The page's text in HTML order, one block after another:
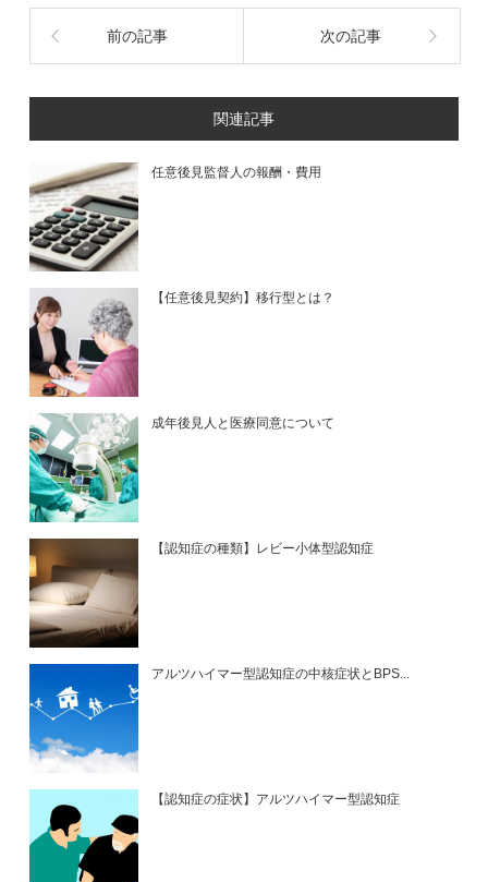
前の記事 次の記事
関連記事
任意後見監督人の報酬・費用
【任意後見契約】移行型とは？
成年後見人と医療同意について
【認知症の種類】レビー小体型認知症
アルツハイマー型認知症の中核症状とBPS...
【認知症の症状】アルツハイマー型認知症